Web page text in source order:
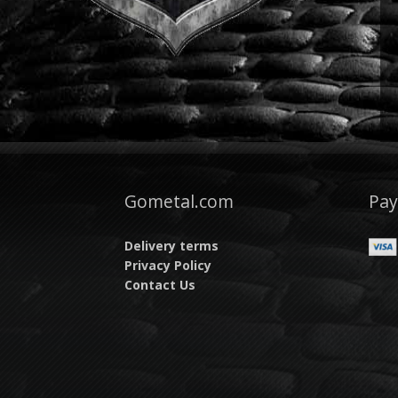
Gometal.com
Delivery terms
Privacy Policy
Contact Us